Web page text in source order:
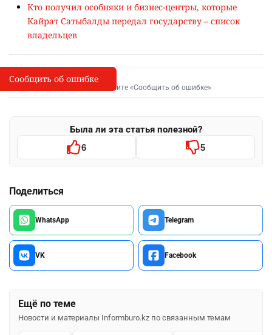
Кто получил особняки и бизнес-центры, которые
Кайрат Сатыбалды передал государству – список
владельцев
I
Сообщить об опечатке
Выделите фрагмент и нажмите «Сообщить об ошибке»
Была ли эта статья полезной?
6 5
Поделиться
WhatsApp Telegram
VK Facebook
Ещё по теме
Новости и материалы Informburo.kz по связанным темам
Сообщить об ошибке